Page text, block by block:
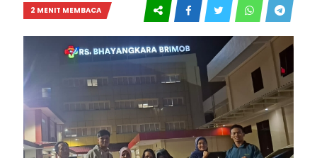
2 MENIT MEMBACA